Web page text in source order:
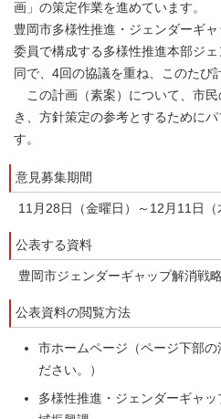
画」の策定作業を進めています。
豊岡市多様性推進・ジェンダーギ
委員で構成する多様性推進本部ジ
同で、4回の協議を重ね、このたび
この計画（素案）について、市民
き、方針策定の参考とするために
す。
意見募集期間
11月28日（金曜日）～12月11日（
公表する資料
豊岡市ジェンダーギャップ解消戦
公表資料の閲覧方法
市ホームページ（ページ下部の
ださい。）
多様性推進・ジェンダーギャ